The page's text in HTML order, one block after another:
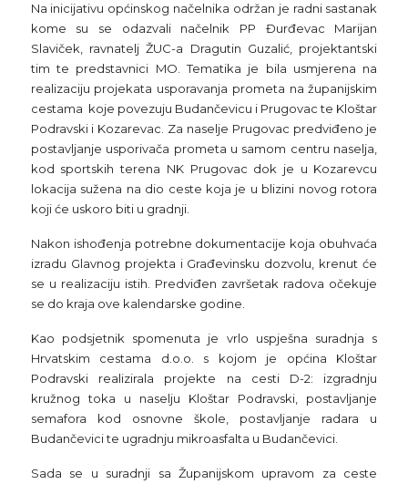
Na inicijativu općinskog načelnika održan je radni sastanak
kome su se odazvali načelnik PP Đurđevac Marijan
Slaviček, ravnatelj ŽUC-a Dragutin Guzalić, projektantski
tim te predstavnici MO. Tematika je bila usmjerena na
realizaciju projekata usporavanja prometa na županijskim
cestama koje povezuju Budančevicu i Prugovac te Kloštar
Podravski i Kozarevac. Za naselje Prugovac predviđeno je
postavljanje usporivača prometa u samom centru naselja,
kod sportskih terena NK Prugovac dok je u Kozarevcu
lokacija sužena na dio ceste koja je u blizini novog rotora
koji će uskoro biti u gradnji.
Nakon ishođenja potrebne dokumentacije koja obuhvaća
izradu Glavnog projekta i Građevinsku dozvolu, krenut će
se u realizaciju istih. Predviđen završetak radova očekuje
se do kraja ove kalendarske godine.
Kao podsjetnik spomenuta je vrlo uspješna suradnja s
Hrvatskim cestama d.o.o. s kojom je općina Kloštar
Podravski realizirala projekte na cesti D-2: izgradnju
kružnog toka u naselju Kloštar Podravski, postavljanje
semafora kod osnovne škole, postavljanje radara u
Budančevici te ugradnju mikroasfalta u Budančevici.
Sada se u suradnji sa Županijskom upravom za ceste